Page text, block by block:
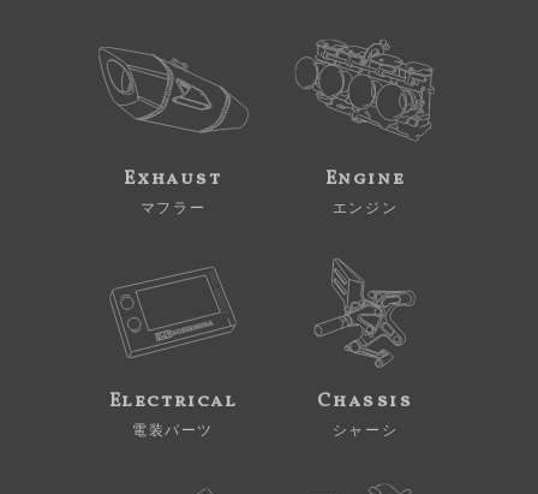
Exhaust
マフラー
Engine
エンジン
Electrical
電装パーツ
Chassis
シャーシ